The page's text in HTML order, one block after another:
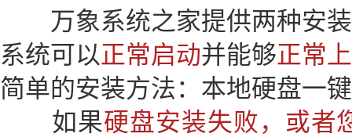
万象系统之家提供两种安
系统可以正常启动并能够正常
简单的安装方法：本地硬盘一
如果硬盘安装失败，或者